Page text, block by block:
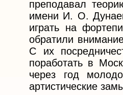
преподавал
имени И. О.
играть на
обратили
С их
поработать в
через год
артистические